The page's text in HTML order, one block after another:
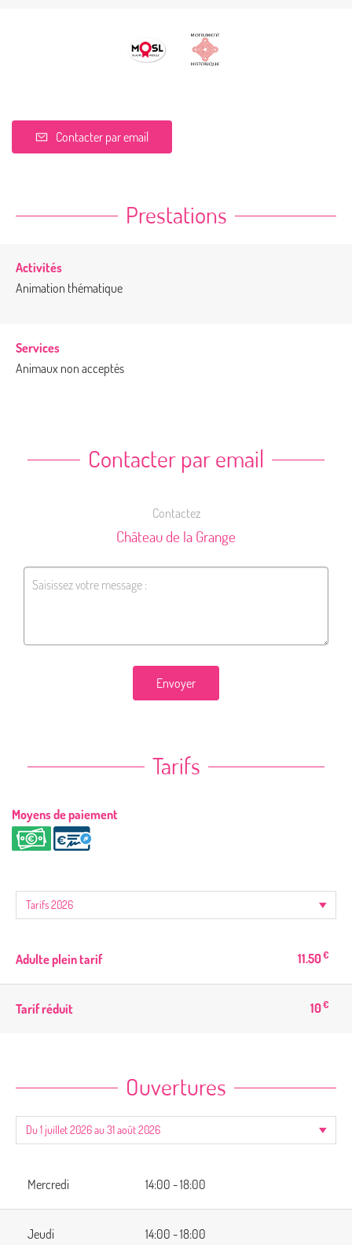
Contacter par email
Prestations
Activités
Animation thématique
Services
Animaux non acceptés
Contacter par email
Contactez
Château de la Grange
Envoyer
Tarifs
Moyens de paiement
Adulte plein tarif 11.50€
Tarif réduit 10€
Ouvertures
Mercredi 14:00 - 18:00
Jeudi 14:00 - 18:00